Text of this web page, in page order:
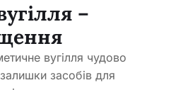
–
вугілля чудово
засобів для